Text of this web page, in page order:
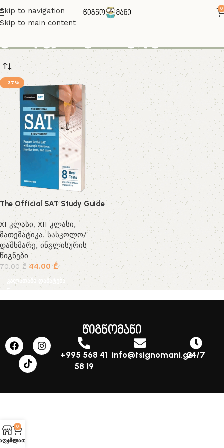
Skip to navigation
Skip to main content
0
-37%
The Official SAT Study Guide
XI კლასი, XII კლასი,
მათემატიკა, სასკოლო/
დამხმარე, ინგლისურის
წიგნები
70.00₾ 44.00₾
კალათაში დამატება
წიგნომანი
+995 568 41
58 19
info@tsignomani.ge24/7
0
კალათა